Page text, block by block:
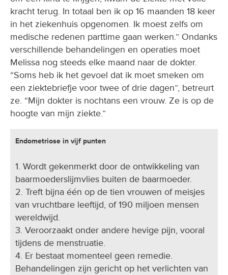
kracht terug. In totaal ben ik op 16 maanden 18 keer
in het ziekenhuis opgenomen. Ik moest zelfs om
medische redenen parttime gaan werken.” Ondanks
verschillende behandelingen en operaties moet
Melissa nog steeds elke maand naar de dokter.
“Soms heb ik het gevoel dat ik moet smeken om
een ziektebriefje voor twee of drie dagen”, betreurt
ze. “Mijn dokter is nochtans een vrouw. Ze is op de
hoogte van mijn ziekte.”
Endometriose in vijf punten
1. Wordt gekenmerkt door de ontwikkeling van
baarmoederslijmvlies buiten de baarmoeder.
2. Treft bijna één op de tien vrouwen of meisjes
van vruchtbare leeftijd, of 190 miljoen mensen
wereldwijd.
3. Veroorzaakt onder andere hevige pijn, vooral
tijdens de menstruatie.
4. Er bestaat momenteel geen remedie.
Behandelingen zijn gericht op het verlichten van